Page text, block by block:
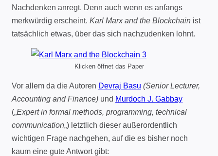
Nachdenken anregt. Denn auch wenn es anfangs
merkwürdig erscheint. Karl Marx and the Blockchain ist
tatsächlich etwas, über das sich nachzudenken lohnt.
Klicken öffnet das Paper
Vor allem da die Autoren Devraj Basu (Senior Lecturer,
Accounting and Finance) und Murdoch J. Gabbay
(„Expert in formal methods, programming, technical
communication„) letztlich dieser außerordentlich
wichtigen Frage nachgehen, auf die es bisher noch
kaum eine gute Antwort gibt: